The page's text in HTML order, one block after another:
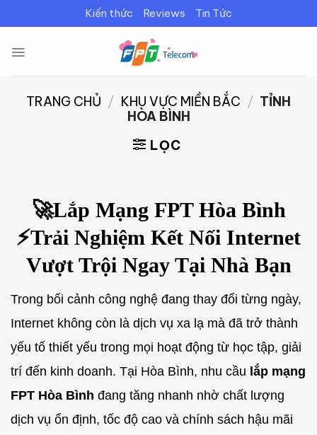
nội
Kiến thức Reviews Tin Tức
TRANG CHỦ / KHU VỰC MIỀN BẮC / TỈNH
HÒA BÌNH
LỌC
🚀Lắp Mạng FPT Hòa Bình
⚡Trải Nghiệm Kết Nối Internet
Vượt Trội Ngay Tại Nhà Bạn
Trong bối cảnh công nghệ đang thay đổi từng ngày,
Internet không còn là dịch vụ xa lạ mà đã trở thành
yếu tố thiết yếu trong mọi hoạt động từ học tập, giải
trí đến kinh doanh. Tại Hòa Bình, nhu cầu lắp mạng
FPT Hòa Bình đang tăng nhanh nhờ chất lượng
dịch vụ ổn định, tốc độ cao và chính sách hậu mãi